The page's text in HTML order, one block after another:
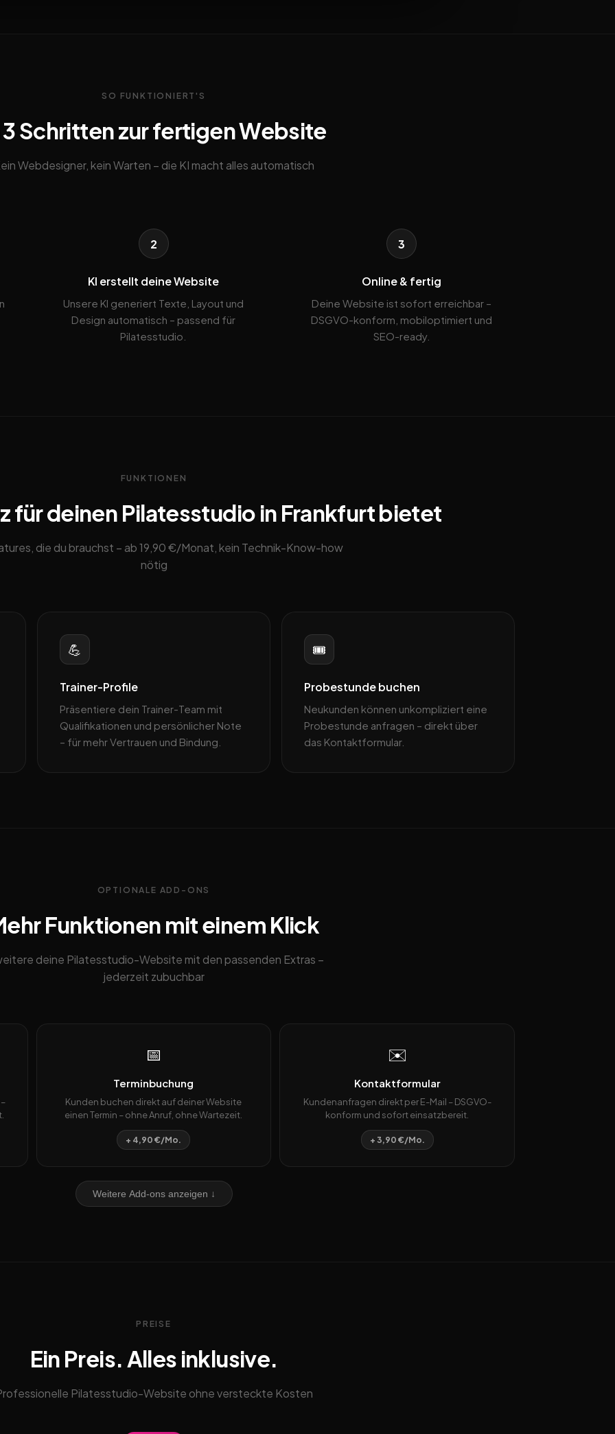
SO FUNKTIONIERT'S
3 Schritten zur fertigen Website
Webdesigner, kein Warten – die KI macht alles automatisch
2
KI erstellt deine Website
Unsere KI generiert Texte, Layout und
Design automatisch – passend für
Pilatesstudio.
3
Online & fertig
Deine Website ist sofort erreichbar –
DSGVO-konform, mobiloptimiert und
SEO-ready.
FUNKTIONEN
für deinen Pilatesstudio in Frankfurt bietet
die du brauchst – ab 19,90 €/Monat, kein Technik-Know-how
nötig
💪
Trainer-Profile
Präsentiere dein Trainer-Team mit
Qualifikationen und persönlicher Note
– für mehr Vertrauen und Bindung.
🎟️
Probestunde buchen
Neukunden können unkompliziert eine
Probestunde anfragen – direkt über
das Kontaktformular.
OPTIONALE ADD-ONS
Funktionen mit einem Klick
deine Pilatesstudio-Website mit den passenden Extras –
jederzeit zubuchbar
📅
Terminbuchung
Kunden buchen direkt auf deiner Website
einen Termin – ohne Anruf, ohne Wartezeit.
+ 4,90 €/Mo.
✉️
Kontaktformular
Kundenanfragen direkt per E-Mail – DSGVO-
konform und sofort einsatzbereit.
+ 3,90 €/Mo.
Weitere Add-ons anzeigen ↓
PREISE
Ein Preis. Alles inklusive.
Pilatesstudio-Website ohne versteckte Kosten